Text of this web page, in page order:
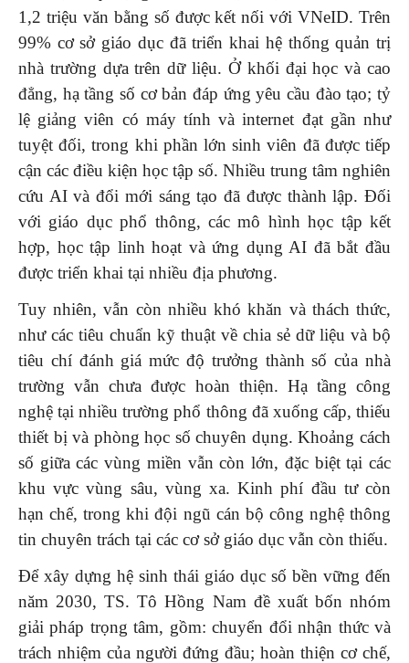
1,2 triệu văn bằng số được kết nối với VNeID. Trên
99% cơ sở giáo dục đã triển khai hệ thống quản trị
nhà trường dựa trên dữ liệu. Ở khối đại học và cao
đẳng, hạ tầng số cơ bản đáp ứng yêu cầu đào tạo; tỷ
lệ giảng viên có máy tính và internet đạt gần như
tuyệt đối, trong khi phần lớn sinh viên đã được tiếp
cận các điều kiện học tập số. Nhiều trung tâm nghiên
cứu AI và đổi mới sáng tạo đã được thành lập. Đối
với giáo dục phổ thông, các mô hình học tập kết
hợp, học tập linh hoạt và ứng dụng AI đã bắt đầu
được triển khai tại nhiều địa phương.
Tuy nhiên, vẫn còn nhiều khó khăn và thách thức,
như các tiêu chuẩn kỹ thuật về chia sẻ dữ liệu và bộ
tiêu chí đánh giá mức độ trưởng thành số của nhà
trường vẫn chưa được hoàn thiện. Hạ tầng công
nghệ tại nhiều trường phổ thông đã xuống cấp, thiếu
thiết bị và phòng học số chuyên dụng. Khoảng cách
số giữa các vùng miền vẫn còn lớn, đặc biệt tại các
khu vực vùng sâu, vùng xa. Kinh phí đầu tư còn
hạn chế, trong khi đội ngũ cán bộ công nghệ thông
tin chuyên trách tại các cơ sở giáo dục vẫn còn thiếu.
Để xây dựng hệ sinh thái giáo dục số bền vững đến
năm 2030, TS. Tô Hồng Nam đề xuất bốn nhóm
giải pháp trọng tâm, gồm: chuyển đổi nhận thức và
trách nhiệm của người đứng đầu; hoàn thiện cơ chế,